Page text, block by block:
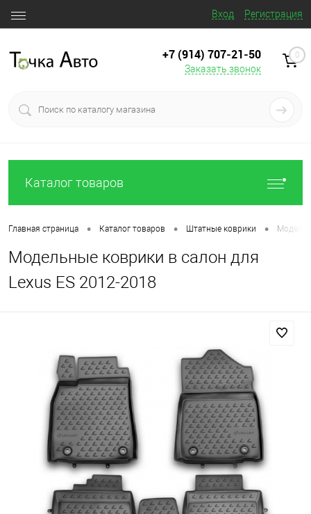
Вход Регистрация
+7 (914) 707‒21‒50
Заказать звонок
0
Каталог товаров
Главная страница • Каталог товаров • Штатные коврики •
Модельные коврики в салон для
Lexus ES 2012-2018